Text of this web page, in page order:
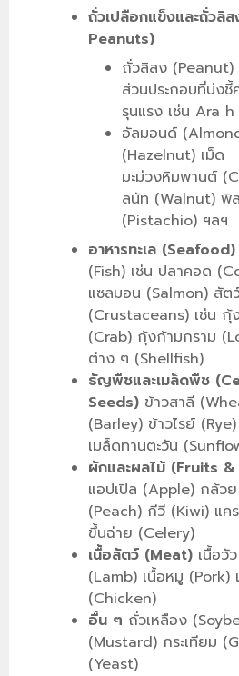
ถั่วเปลือกแข็งและถั่วลิ
Peanuts)
ถั่วลิสง
ส่วนประกอบที่บ่งชี้
รุนแรง เช่น Ara
อัลมอนด์
(Hazelnut) เม็ด
มะม่วงหิมพานต์
ลนัท (Walnut) พิ
(Pistachio) ฯลฯ
อาหารทะเล (Seafood)
(Fish) เช่น ปลาคอด
แซลมอน (Salmon) สัต
(Crustaceans) เช่น กุ้
(Crab) กุ้งก้ามกราม
ต่าง ๆ (Shellfish)
ธัญพืชและเมล็ดพืช
Seeds)ข้าวสาลี
(Barley) ข้าวไรย์
เมล็ดทานตะวัน
ผักและผลไม้ (Fruits
แอปเปิล (Apple) กล้ว
(Peach) กีวี (Kiwi) แค
ขึ้นฉ่าย (Celery)
เนื้อสัตว์ (Meat)เนื้อวั
(Lamb) เนื้อหมู (Pork)
(Chicken)
อื่น ๆ ถั่วเหลือง
(Mustard) กระเทียม
(Yeast)